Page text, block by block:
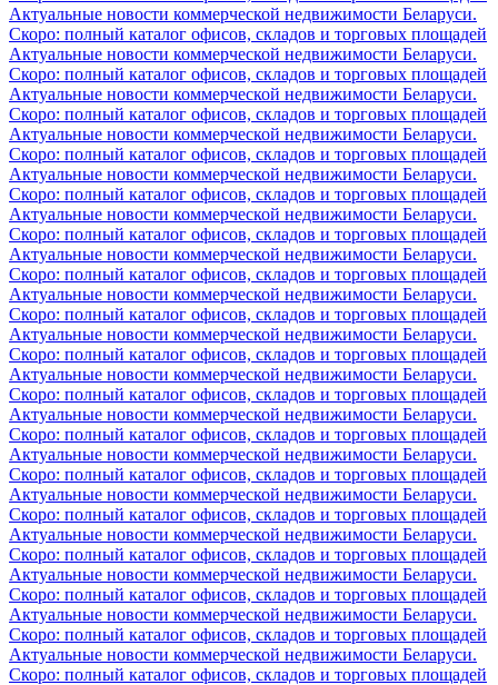
Актуальные новости коммерческой недвижимости Беларуси.
Скоро: полный каталог офисов, складов и торговых площадей
Актуальные новости коммерческой недвижимости Беларуси.
Скоро: полный каталог офисов, складов и торговых площадей
Актуальные новости коммерческой недвижимости Беларуси.
Скоро: полный каталог офисов, складов и торговых площадей
Актуальные новости коммерческой недвижимости Беларуси.
Скоро: полный каталог офисов, складов и торговых площадей
Актуальные новости коммерческой недвижимости Беларуси.
Скоро: полный каталог офисов, складов и торговых площадей
Актуальные новости коммерческой недвижимости Беларуси.
Скоро: полный каталог офисов, складов и торговых площадей
Актуальные новости коммерческой недвижимости Беларуси.
Скоро: полный каталог офисов, складов и торговых площадей
Актуальные новости коммерческой недвижимости Беларуси.
Скоро: полный каталог офисов, складов и торговых площадей
Актуальные новости коммерческой недвижимости Беларуси.
Скоро: полный каталог офисов, складов и торговых площадей
Актуальные новости коммерческой недвижимости Беларуси.
Скоро: полный каталог офисов, складов и торговых площадей
Актуальные новости коммерческой недвижимости Беларуси.
Скоро: полный каталог офисов, складов и торговых площадей
Актуальные новости коммерческой недвижимости Беларуси.
Скоро: полный каталог офисов, складов и торговых площадей
Актуальные новости коммерческой недвижимости Беларуси.
Скоро: полный каталог офисов, складов и торговых площадей
Актуальные новости коммерческой недвижимости Беларуси.
Скоро: полный каталог офисов, складов и торговых площадей
Актуальные новости коммерческой недвижимости Беларуси.
Скоро: полный каталог офисов, складов и торговых площадей
Актуальные новости коммерческой недвижимости Беларуси.
Скоро: полный каталог офисов, складов и торговых площадей
Актуальные новости коммерческой недвижимости Беларуси.
Скоро: полный каталог офисов, складов и торговых площадей